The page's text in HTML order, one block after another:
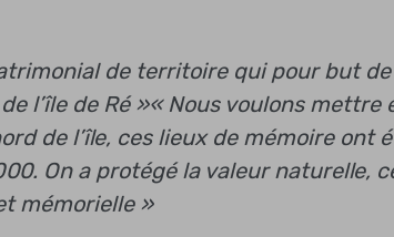
de territoire qui pour but
l’île de Ré »« Nous voulons mettre
de l’île, ces lieux de mémoire ont
On a protégé la valeur naturelle,
mémorielle »